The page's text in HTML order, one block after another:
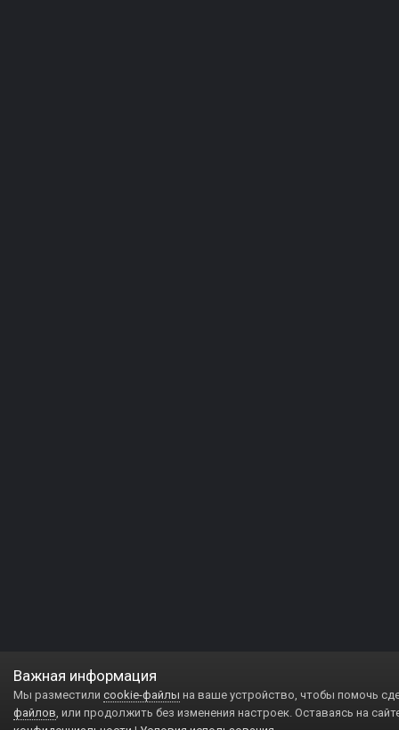
Важная информация
Мы разместили cookie-файлы на ваше устройство, чтобы помочь
файлов, или продолжить без изменения настроек. Оставаясь на